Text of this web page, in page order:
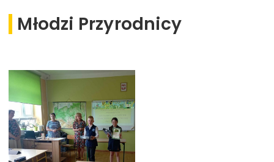
Młodzi Przyrodnicy